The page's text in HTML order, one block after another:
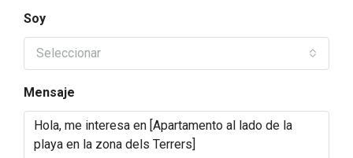
Soy
Seleccionar
Mensaje